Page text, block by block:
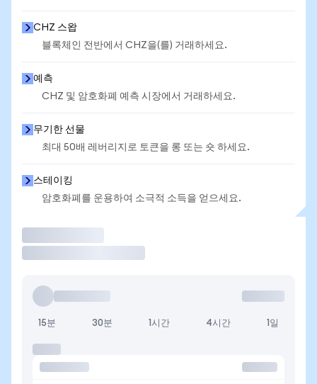
CHZ 스왑
블록체인 전반에서 CHZ을(를) 거래하세요.
예측
CHZ 및 암호화폐 예측 시장에서 거래하세요.
무기한 선물
최대 50배 레버리지로 토큰을 롱 또는 숏 하세요.
스테이킹
암호화폐를 운용하여 소극적 소득을 얻으세요.
15분 30분 1시간 4시간 1일